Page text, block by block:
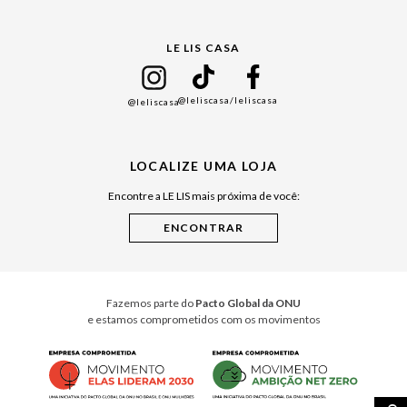
Cuidados Casa
LE LIS CASA
@leliscasa@leliscasa/leliscasa
LOCALIZE UMA LOJA
Encontre a LE LIS mais próxima de você:
Fazemos parte do Pacto Global da ONU
e estamos comprometidos com os movimentos